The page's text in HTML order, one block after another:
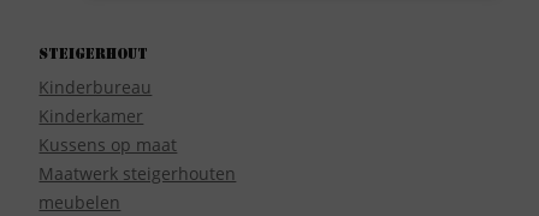
Steigerhout
Kinderbureau
Kinderkamer
Kussens op maat
Maatwerk steigerhouten
meubelen